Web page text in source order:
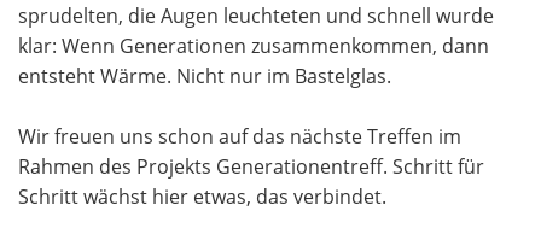
sprudelten, die Augen leuchteten und schnell wurde
klar: Wenn Generationen zusammenkommen, dann
entsteht Wärme. Nicht nur im Bastelglas.
Wir freuen uns schon auf das nächste Treffen im
Rahmen des Projekts Generationentreff. Schritt für
Schritt wächst hier etwas, das verbindet.